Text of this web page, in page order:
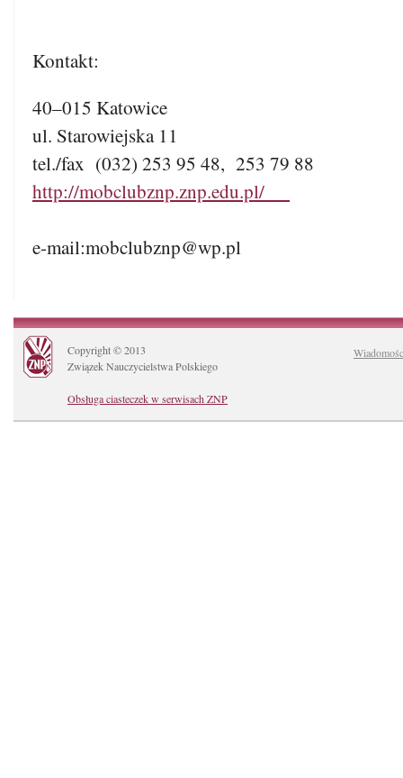
Kontakt:
40–015 Katowice
ul. Starowiejska 11
tel./fax (032) 253 95 48, 253 79 88
http://mobclubznp.znp.edu.pl/
e-mail:mobclubznp@wp.pl
Copyright © 2013
Związek Nauczycielstwa Polskiego
Obsługa ciasteczek w serwisach ZNP